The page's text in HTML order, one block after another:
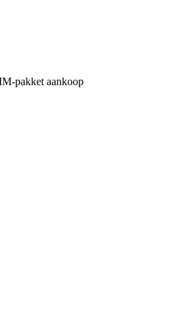
pakket aankoop